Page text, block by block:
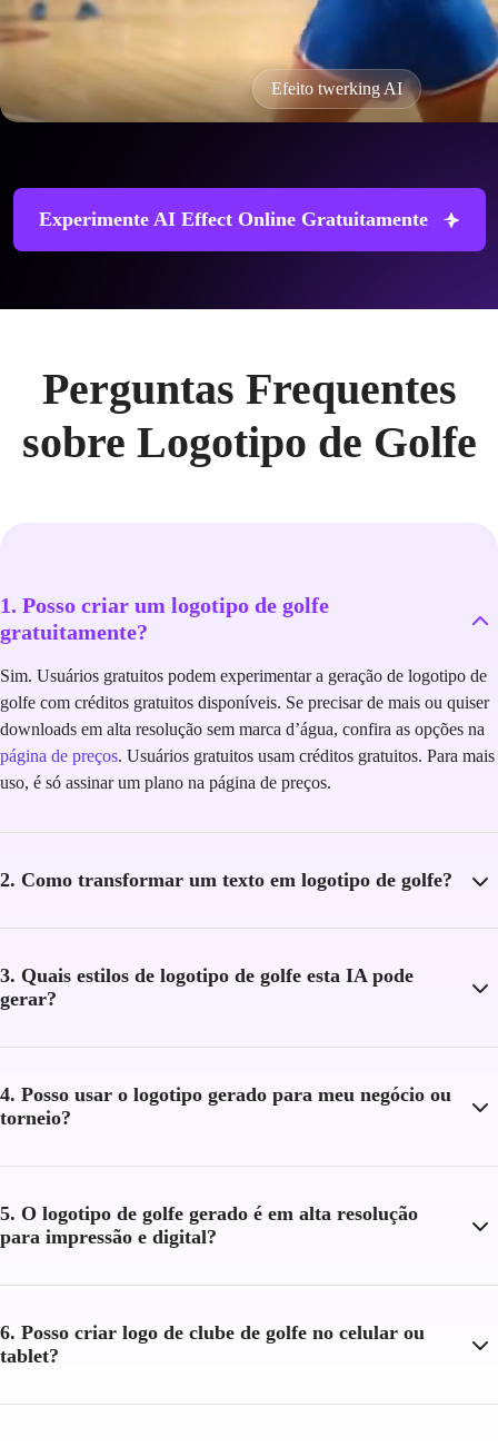
Efeito twerking AI
Experimente AI Effect Online Gratuitamente
Perguntas Frequentes
sobre Logotipo de Golfe
1. Posso criar um logotipo de golfe
gratuitamente?
Sim. Usuários gratuitos podem experimentar a geração de logotipo de
golfe com créditos gratuitos disponíveis. Se precisar de mais ou quiser
downloads em alta resolução sem marca d’água, confira as opções na
página de preços. Usuários gratuitos usam créditos gratuitos. Para mais
uso, é só assinar um plano na página de preços.
2. Como transformar um texto em logotipo de golfe?
3. Quais estilos de logotipo de golfe esta IA pode
gerar?
4. Posso usar o logotipo gerado para meu negócio ou
torneio?
5. O logotipo de golfe gerado é em alta resolução
para impressão e digital?
6. Posso criar logo de clube de golfe no celular ou
tablet?